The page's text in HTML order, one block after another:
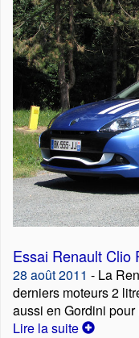
Essai Renault Clio
28 août 2011 - La
derniers moteurs 2
aussi en Gordini pour
Lire la suite